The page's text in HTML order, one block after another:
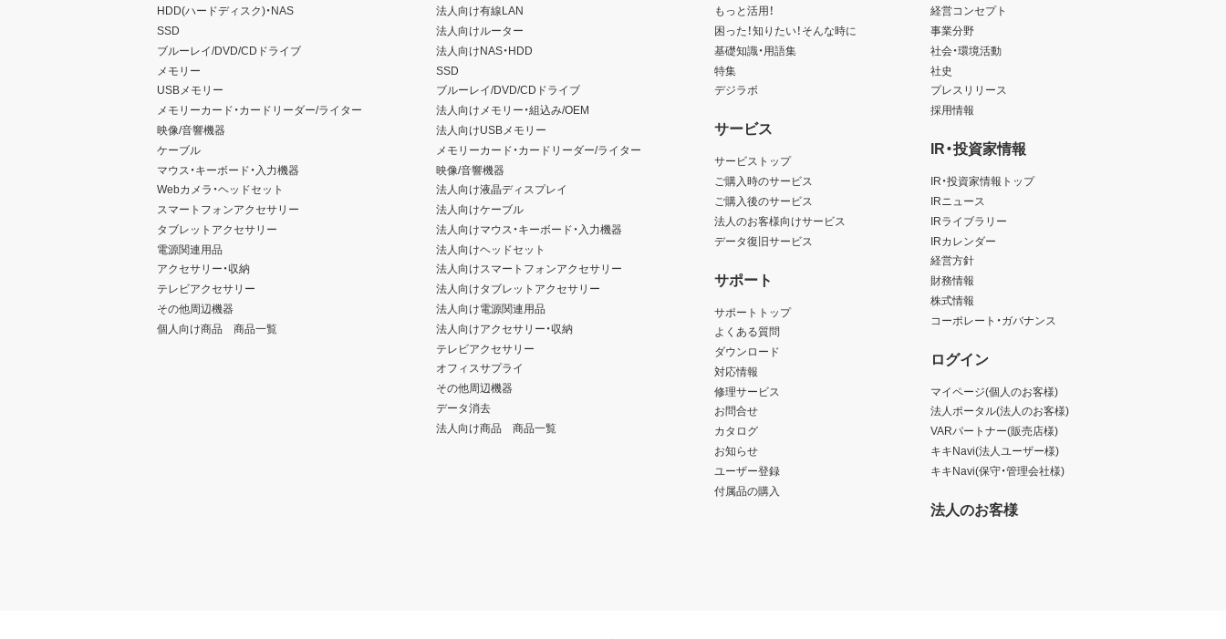
HDD(ハードディスク)・NAS
SSD
ブルーレイ/DVD/CDドライブ
メモリー
USBメモリー
メモリーカード・カードリーダー/ライター
映像/音響機器
ケーブル
マウス・キーボード・入力機器
Webカメラ・ヘッドセット
スマートフォンアクセサリー
タブレットアクセサリー
電源関連用品
アクセサリー・収納
テレビアクセサリー
その他周辺機器
個人向け商品 商品一覧
法人向け有線LAN
法人向けルーター
法人向けNAS・HDD
SSD
ブルーレイ/DVD/CDドライブ
法人向けメモリー・組込み/OEM
法人向けUSBメモリー
メモリーカード・カードリーダー/ライター
映像/音響機器
法人向け液晶ディスプレイ
法人向けケーブル
法人向けマウス・キーボード・入力機器
法人向けヘッドセット
法人向けスマートフォンアクセサリー
法人向けタブレットアクセサリー
法人向け電源関連用品
法人向けアクセサリー・収納
テレビアクセサリー
オフィスサプライ
その他周辺機器
データ消去
法人向け商品 商品一覧
もっと活用！
困った！知りたい！そんな時に
基礎知識・用語集
特集
デジラボ
サービス
サービストップ
ご購入時のサービス
ご購入後のサービス
法人のお客様向けサービス
データ復旧サービス
サポート
サポートトップ
よくある質問
ダウンロード
対応情報
修理サービス
お問合せ
カタログ
お知らせ
ユーザー登録
付属品の購入
経営コンセプト
事業分野
社会・環境活動
社史
プレスリリース
採用情報
IR・投資家情報
IR・投資家情報トップ
IRニュース
IRライブラリー
IRカレンダー
経営方針
財務情報
株式情報
コーポレート・ガバナンス
ログイン
マイページ(個人のお客様)
法人ポータル(法人のお客様)
VARパートナー(販売店様)
キキNavi(法人ユーザー様)
キキNavi(保守・管理会社様)
法人のお客様